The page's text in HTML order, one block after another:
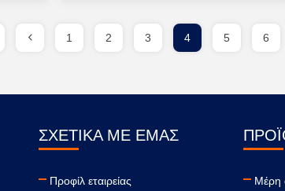
1 2 3 4 5 6
ΣΧΕΤΙΚΆ ΜΕ ΕΜΆΣ
Προφίλ εταιρείας Μέρη